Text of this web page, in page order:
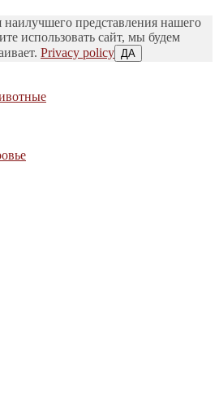
представления нашего
использовать сайт, мы будем
Privacy policy ДА